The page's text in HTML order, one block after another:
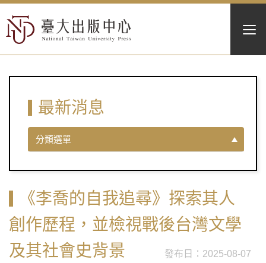
最新消息
分類選單
《李喬的自我追尋》探索其人
創作歷程，並檢視戰後台灣文學
及其社會史背景
2025-08-07